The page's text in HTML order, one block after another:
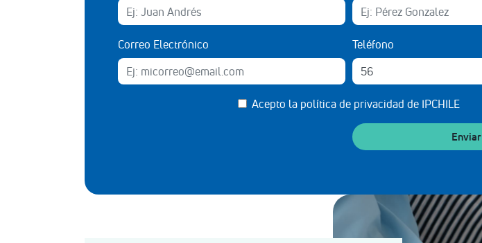
Correo Electrónico Teléfono
Acepto la política de privacidad de IPCHILE
Enviar